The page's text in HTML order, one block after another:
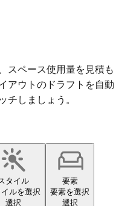
スペース使用量を見積も
アウトのドラフトを自動
しましょう。
タイル
ルを選択
選択
要素
要素を選択
選択